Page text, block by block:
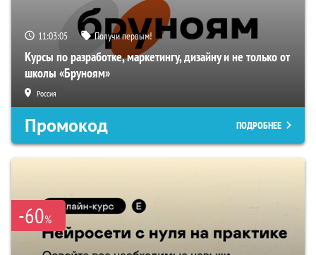
11:03:04 Получи первым!
Курсы по разработке, маркетингу, дизайну и не только от
школы «Бруноям»
Россия
Промокод ПОДРОБНЕЕ
-60%